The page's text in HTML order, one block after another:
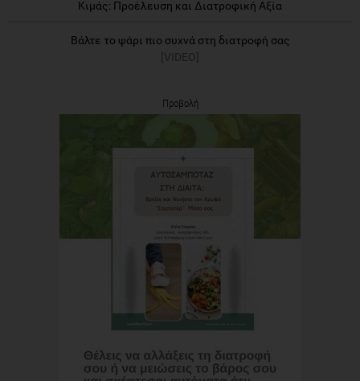
Κιμάς: Προέλευση και Διατροφική Αξία
Βάλτε το ψάρι πιο συχνά στη διατροφή σας
[VIDEO]
Προβολή